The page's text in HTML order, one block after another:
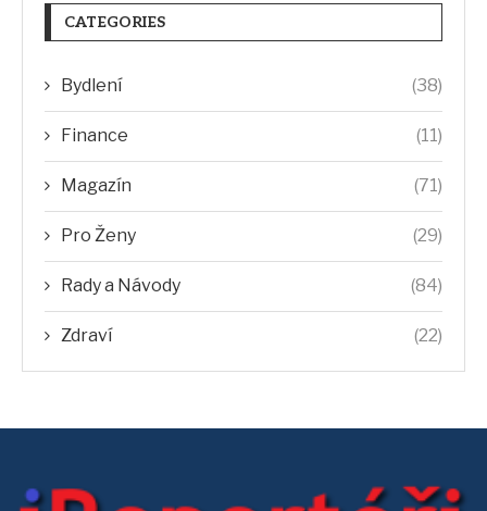
CATEGORIES
Bydlení (38)
Finance (11)
Magazín (71)
Pro Ženy (29)
Rady a Návody (84)
Zdraví (22)